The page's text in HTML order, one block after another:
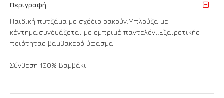
Περιγραφή
Παιδική πυτζάμα με σχέδιο ρακούν.Μπλούζα με
κέντημα,συνδυάζεται με εμπριμέ παντελόνι.Εξαιρετικής
ποιότητας βαμβακερό ύφασμα.
Σύνθεση 100% Βαμβάκι